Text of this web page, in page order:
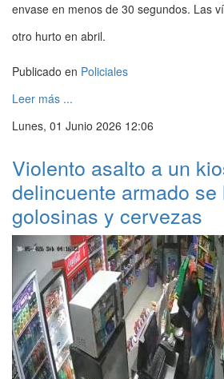
envase en menos de 30 segundos. Las
otro hurto en abril.
Publicado en Policiales
Leer más ...
Lunes, 01 Junio 2026 12:06
Violento asalto a un
delincuente armado se
golosinas y cervezas